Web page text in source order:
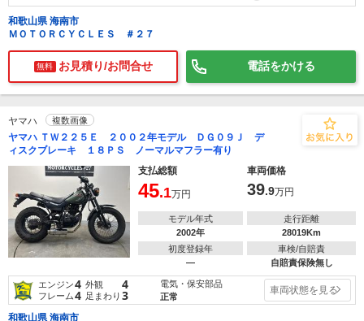
和歌山県 海南市
ＭＯＴＯＲＣＹＣＬＥＳ ＃２７
無料 お見積り/お問合せ 電話をかける
ヤマハ 複数画像
ヤマハ ＴＷ２２５Ｅ ２００２年モデル ＤＧ０９Ｊ デ
ィスクブレーキ １８ＰＳ ノーマルマフラー有り
支払総額
車両価格
45.1万円 39.9万円
モデル年式
2002年
走行距離
28019Km
初度登録年
―
車検/自賠責
自賠責保険無し
エンジン4 外観 4
フレーム4 足まわり 3
電気・保安部品
正常
車両状態を見る
和歌山県 海南市